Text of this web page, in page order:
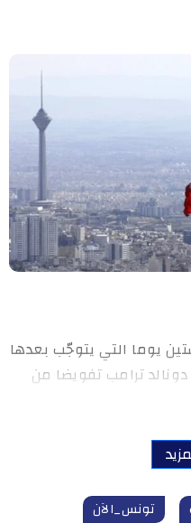
يوما التي يتوجّب بعدها
ترامب تفويضا من
تونس_الآن